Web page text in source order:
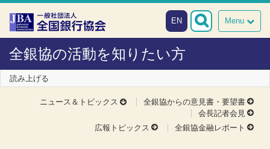
本文へスキップ
障がい者向け相談窓口
Menu
EN
全銀協の活動を知りたい方
読み上げる
ニュース＆トピックス
全銀協からの意見書・要望書
会長記者会見
広報トピックス
全銀協金融レポート